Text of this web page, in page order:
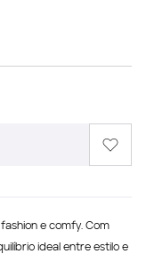
e comfy. Com
ideal entre estilo e